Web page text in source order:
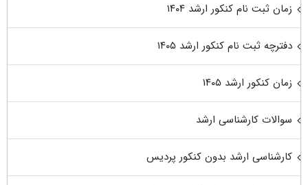
زمان ثبت نام کنکور ارشد ۱۴۰۴
دفترچه ثبت نام کنکور ارشد ۱۴۰۵
زمان کنکور ارشد ۱۴۰۵
سوالات کارشناسی ارشد
کارشناسی ارشد بدون کنکور پردیس